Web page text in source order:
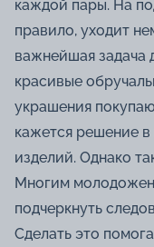
каждой пары. На
правило, уходит
важнейшая задача
красивые
украшения
кажется решение в
изделий. Однако
Многим
подчеркнуть
Сделать это